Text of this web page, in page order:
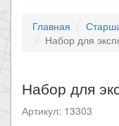
Главная
Набор для
Набор для
Артикул: 13303